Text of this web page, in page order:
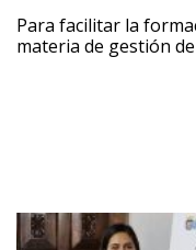
Para facilitar la
materia de gestión